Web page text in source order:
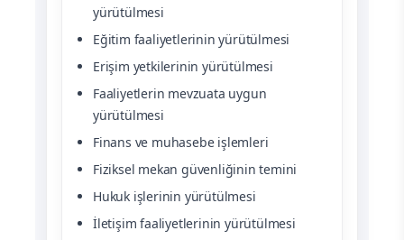
yürütülmesi
Eğitim faaliyetlerinin yürütülmesi
Erişim yetkilerinin yürütülmesi
Faaliyetlerin mevzuata uygun
yürütülmesi
Finans ve muhasebe işlemleri
Fiziksel mekan güvenliğinin temini
Hukuk işlerinin yürütülmesi
İletişim faaliyetlerinin yürütülmesi